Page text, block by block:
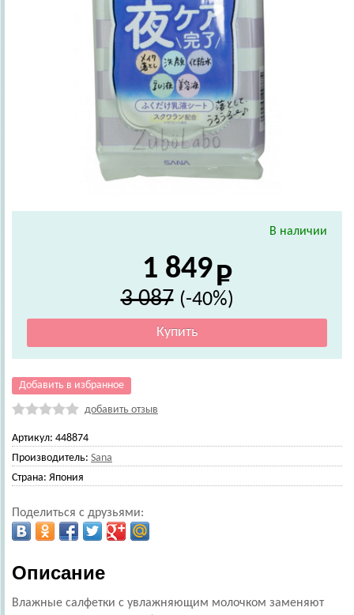
В наличии
1 849
3 087 (-40%)
Добавить в избранное
добавить отзыв
Артикул: 448874
Производитель: Sana
Страна: Япония
Поделиться с друзьями:
Описание
Влажные салфетки с увлажняющим молочком заменяют